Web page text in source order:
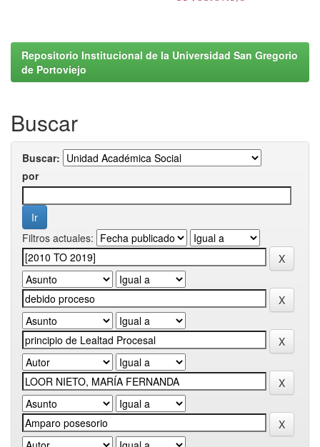
Repositorio Institucional de la Universidad San Gregorio
de Portoviejo
Buscar
Buscar:
por
Filtros actuales: